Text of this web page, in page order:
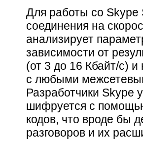
Для работы со Skype
соединения на
анализирует
зависимости от
(от 3 до 16 Кбайт/с)
с любыми
Разработчики Skype
шифруется с
кодов, что вроде бы
разговоров и их